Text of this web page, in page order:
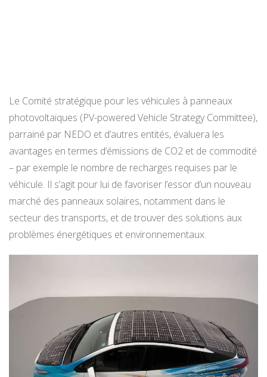
Le Comité stratégique pour les véhicules à panneaux
photovoltaïques (PV-powered Vehicle Strategy Committee),
parrainé par NEDO et d’autres entités, évaluera les
avantages en termes d’émissions de CO2 et de commodité
– par exemple le nombre de recharges requises par le
véhicule. Il s’agit pour lui de favoriser l’essor d’un nouveau
marché des panneaux solaires, notamment dans le
secteur des transports, et de trouver des solutions aux
problèmes énergétiques et environnementaux.